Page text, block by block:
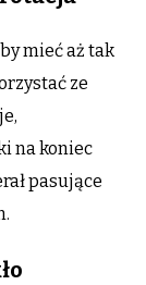
mieć aż tak
ze
na koniec
pasujące